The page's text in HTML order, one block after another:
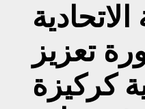
تعزيز
كركيزة